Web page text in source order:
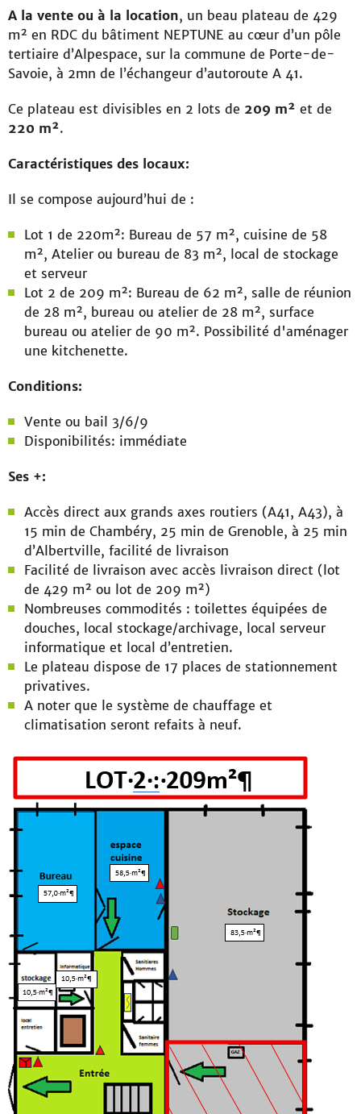
A la vente ou à la location, un beau plateau de 429
m² en RDC du bâtiment NEPTUNE au cœur d’un pôle
tertiaire d’Alpespace, sur la commune de Porte-de-
Savoie, à 2mn de l’échangeur d’autoroute A 41.
Ce plateau est divisibles en 2 lots de 209 m² et de
220 m².
Caractéristiques des locaux:
Il se compose aujourd’hui de :
Lot 1 de 220m²: Bureau de 57 m², cuisine de 58
m², Atelier ou bureau de 83 m², local de stockage
et serveur
Lot 2 de 209 m²: Bureau de 62 m², salle de réunion
de 28 m², bureau ou atelier de 28 m², surface
bureau ou atelier de 90 m². Possibilité d'aménager
une kitchenette.
Conditions:
Vente ou bail 3/6/9
Disponibilités: immédiate
Ses +:
Accès direct aux grands axes routiers (A41, A43), à
15 min de Chambéry, 25 min de Grenoble, à 25 min
d’Albertville, facilité de livraison
Facilité de livraison avec accès livraison direct (lot
de 429 m² ou lot de 209 m²)
Nombreuses commodités : toilettes équipées de
douches, local stockage/archivage, local serveur
informatique et local d’entretien.
Le plateau dispose de 17 places de stationnement
privatives.
A noter que le système de chauffage et
climatisation seront refaits à neuf.